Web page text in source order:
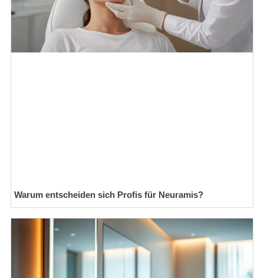
Warum entscheiden sich Profis für Neuramis?